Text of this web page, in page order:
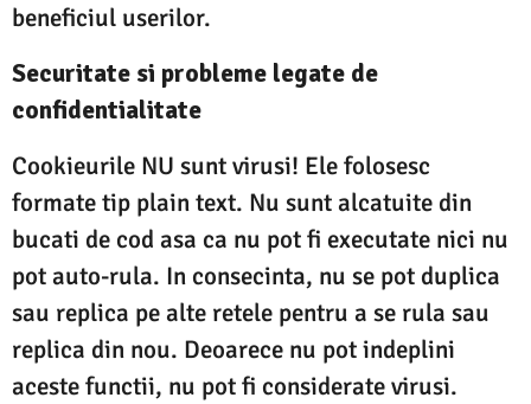
beneficiul userilor.
Securitate si probleme legate de
confidentialitate
Cookieurile NU sunt virusi! Ele folosesc
formate tip plain text. Nu sunt alcatuite din
bucati de cod asa ca nu pot fi executate nici nu
pot auto-rula. In consecinta, nu se pot duplica
sau replica pe alte retele pentru a se rula sau
replica din nou. Deoarece nu pot indeplini
aceste functii, nu pot fi considerate virusi.